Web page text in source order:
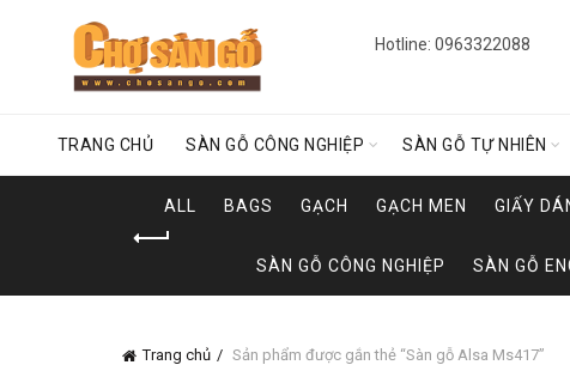
Hotline: 0963322088
TRANG CHỦ SÀN GỖ CÔNG NGHIỆP SÀN GỖ TỰ NHIÊN
ALL BAGS GẠCH GẠCH MEN GIẤY
SÀN GỖ CÔNG NGHIỆP SÀN GỖ
Trang chủ Sản phẩm được gắn thẻ “Sàn gỗ Alsa Ms417”